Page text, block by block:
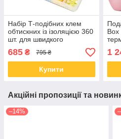
Набір Т-подібних клем
обтискних із ізоляцією 360
шт. для швидкого
обтискання
685 ₴ 795 ₴
Купити
Box
1
Акційні пропозиції та
–14%